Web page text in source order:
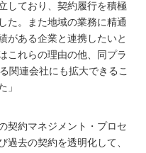
しており、契約履行を積極
た。また地域の業務に精通
がある企業と連携したいと
これらの理由の他、同プラ
関連会社にも拡大できるこ
」
契約マネジメント・プロセ
過去の契約を透明化して、